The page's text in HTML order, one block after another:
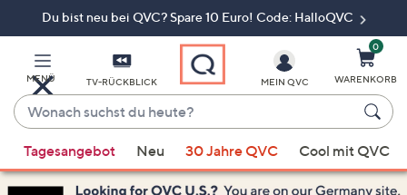
Du bist neu bei QVC? Spare 10 Euro! Code: HalloQVC
MENÜ TV-RÜCKBLICK
Wonach
suchst
du
heute?
Vorschläge
verfügbar
MEIN QVC
0
WARENKORB
Tagesangebot Neu 30 Jahre QVC Cool mit QVC